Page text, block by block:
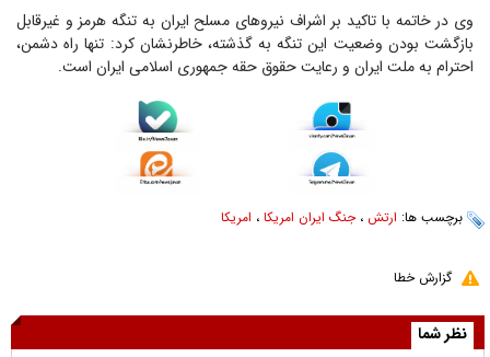
وی در خاتمه با تاکید بر اشراف نیروهای مسلح ایران به تنگه هرمز و غیرقابل
بازگشت بودن وضعیت این تنگه به گذشته، خاطرنشان کرد: تنها راه دشمن،
احترام به ملت ایران و رعایت حقوق حقه جمهوری اسلامی ایران است.
برچسب ها: ارتش ،جنگ ایران امریکا ، امریکا
گزارش خطا
نظر شما